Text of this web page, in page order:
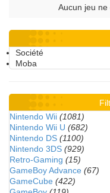
Aucun jeu ne
Société
Moba
Nintendo Wii (1081)
Nintendo Wii U (682)
Nintendo DS (1100)
Nintendo 3DS (929)
Retro-Gaming (15)
GameBoy Advance (67)
GameCube (422)